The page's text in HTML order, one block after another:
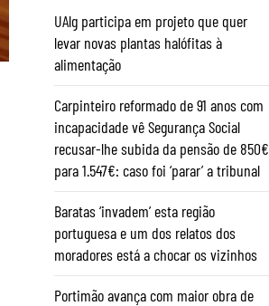
UAlg participa em projeto que quer
levar novas plantas halófitas à
alimentação
Carpinteiro reformado de 91 anos com
incapacidade vê Segurança Social
recusar-lhe subida da pensão de 850€
para 1.547€: caso foi ‘parar’ a tribunal
Baratas ‘invadem’ esta região
portuguesa e um dos relatos dos
moradores está a chocar os vizinhos
Portimão avança com maior obra de